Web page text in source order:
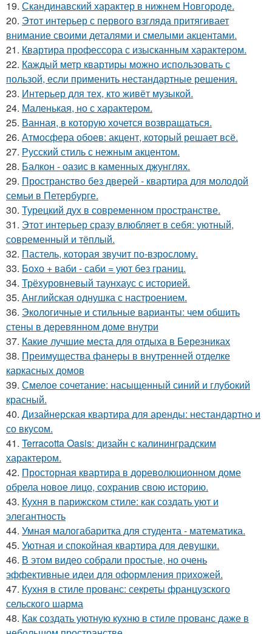
19. Скандинавский характер в нижнем Новгороде.
20. Этот интерьер с первого взгляда притягивает
внимание своими деталями и смелыми акцентами.
21. Квартира профессора с изысканным характером.
22. Каждый метр квартиры можно использовать с
пользой, если применить нестандартные решения.
23. Интерьер для тех, кто живёт музыкой.
24. Маленькая, но с характером.
25. Ванная, в которую хочется возвращаться.
26. Атмосфера обоев: акцент, который решает всё.
27. Русский стиль с нежным акцентом.
28. Балкон - оазис в каменных джунглях.
29. Пространство без дверей - квартира для молодой
семьи в Петербурге.
30. Турецкий дух в современном пространстве.
31. Этот интерьер сразу влюбляет в себя: уютный,
современный и тёплый.
32. Пастель, которая звучит по-взрослому.
33. Бохо + ваби - саби = уют без границ.
34. Трёхуровневый таунхаус с историей.
35. Английская однушка с настроением.
36. Экологичные и стильные варианты: чем обшить
стены в деревянном доме внутри
37. Какие лучшие места для отдыха в Березниках
38. Преимущества фанеры в внутренней отделке
каркасных домов
39. Смелое сочетание: насыщенный синий и глубокий
красный.
40. Дизайнерская квартира для аренды: нестандартно и
со вкусом.
41. Terracotta Oasis: дизайн с калининградским
характером.
42. Просторная квартира в дореволюционном доме
обрела новое лицо, сохранив свою историю.
43. Кухня в парижском стиле: как создать уют и
элегантность
44. Умная малогабаритка для студента - математика.
45. Уютная и спокойная квартира для девушки.
46. В этом видео собрали простые, но очень
эффективные идеи для оформления прихожей.
47. Кухня в стиле прованс: секреты французского
сельского шарма
48. Как создать уютную кухню в стиле прованс даже в